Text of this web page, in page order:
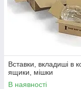
Вставки, вкладиші в
ящики, мішки
В наявності